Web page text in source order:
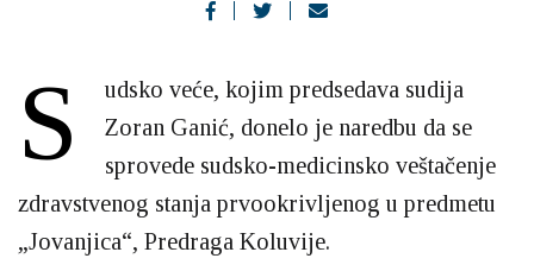
S
udsko veće, kojim predsedava sudija
Zoran Ganić, donelo je naredbu da se
sprovede sudsko-medicinsko veštačenje
zdravstvenog stanja prvookrivljenog u predmetu
„Jovanjica“, Predraga Koluvije.